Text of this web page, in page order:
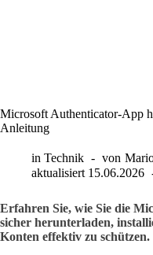
Microsoft Authenticator-App
Anleitung
in Technik von
aktualisiert 15.06.2026
Erfahren Sie, wie Sie die
sicher herunterladen,
Konten effektiv zu schützen.